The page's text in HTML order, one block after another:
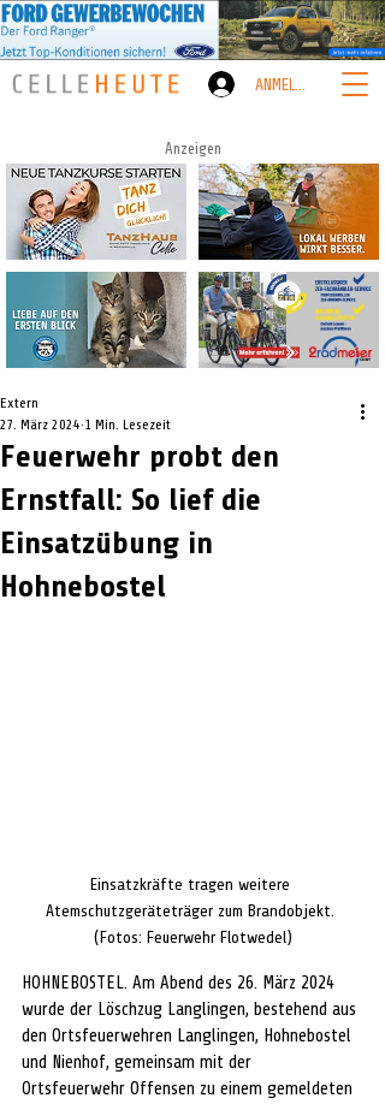
ANMELDEN
Anzeigen
Feuerwehr probt den
Ernstfall: So lief die
Einsatzübung in
Hohnebostel
Extern
27. März 2024 1 Min. Lesezeit
Einsatzkräfte tragen weitere
Atemschutzgeräteträger zum Brandobjekt.
(Fotos: Feuerwehr Flotwedel)
HOHNEBOSTEL. Am Abend des 26. März 2024
wurde der Löschzug Langlingen, bestehend aus
den Ortsfeuerwehren Langlingen, Hohnebostel
und Nienhof, gemeinsam mit der
Ortsfeuerwehr Offensen zu einem gemeldeten